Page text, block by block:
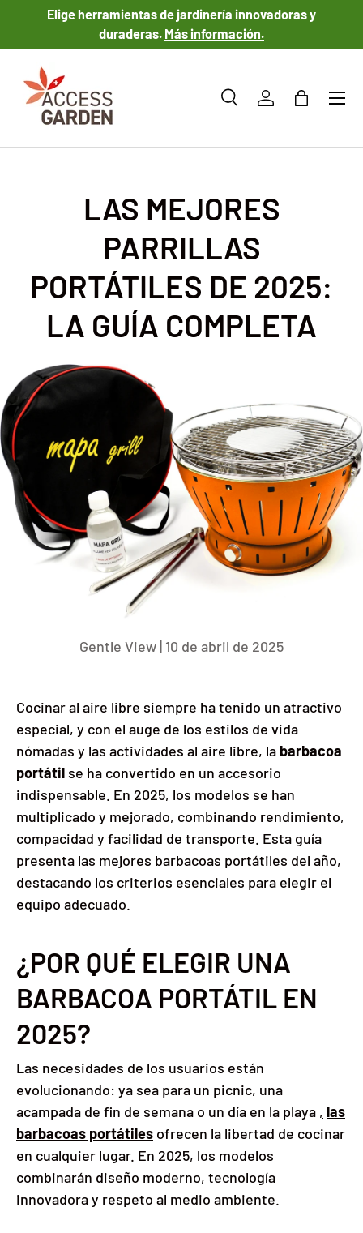
IR AL CONTENIDO
Elige herramientas de jardinería innovadoras y
duraderas. Más información.
Buscar
Tipo de producto
BuscarIniciar sesión
Bolsa
Menú
LAS MEJORES
PARRILLAS
PORTÁTILES DE 2025:
LA GUÍA COMPLETA
Gentle View | 10 de abril de 2025
Cocinar al aire libre siempre ha tenido un atractivo
especial, y con el auge de los estilos de vida
nómadas y las actividades al aire libre, la barbacoa
portátil se ha convertido en un accesorio
indispensable. En 2025, los modelos se han
multiplicado y mejorado, combinando rendimiento,
compacidad y facilidad de transporte. Esta guía
presenta las mejores barbacoas portátiles del año,
destacando los criterios esenciales para elegir el
equipo adecuado.
¿POR QUÉ ELEGIR UNA
BARBACOA PORTÁTIL EN
2025?
Las necesidades de los usuarios están
evolucionando: ya sea para un picnic, una
acampada de fin de semana o un día en la playa , las
barbacoas portátiles ofrecen la libertad de cocinar
en cualquier lugar. En 2025, los modelos
combinarán diseño moderno, tecnología
innovadora y respeto al medio ambiente.